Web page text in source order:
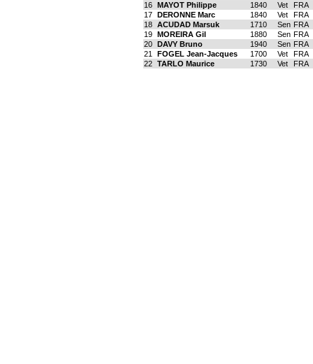
16
MAYOT Philippe 1840 Vet FRA
17
DERONNE Marc 1840 Vet FRA
18
ACUDAD Marsuk 1710 Sen FRA
19
MOREIRA Gil 1880 Sen FRA
20
DAVY Bruno 1940 Sen FRA
21
FOGEL Jean-Jacques 1700 Vet FRA
22
TARLO Maurice 1730 Vet FRA